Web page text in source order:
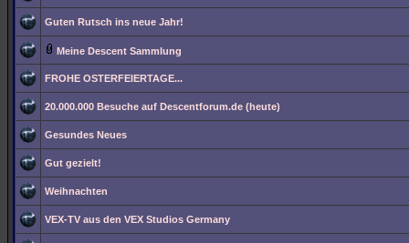
Guten Rutsch ins neue Jahr!
Meine Descent Sammlung
FROHE OSTERFEIERTAGE...
20.000.000 Besuche auf Descentforum.de (heute)
Gesundes Neues
Gut gezielt!
Weihnachten
VEX-TV aus den VEX Studios Germany